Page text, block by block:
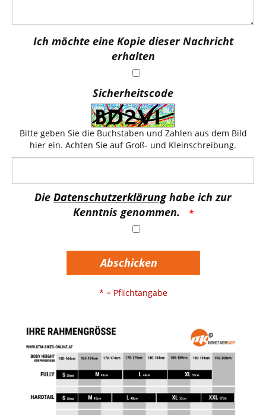
Ich möchte eine Kopie dieser Nachricht
erhalten
Sicherheitscode
Bitte geben Sie die Buchstaben und Zahlen aus dem Bild
hier ein. Achten Sie auf Groß- und Kleinschreibung.
Die Datenschutzerklärunghabe ich zur
Kenntnis genommen.
Abschicken
* = Pflichtangabe